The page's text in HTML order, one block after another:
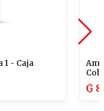
Shelby
₲